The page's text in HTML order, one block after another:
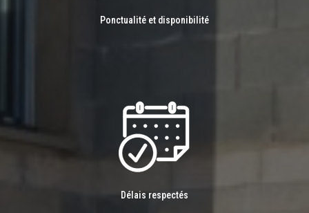
Ponctualité et disponibilité
Délais respectés